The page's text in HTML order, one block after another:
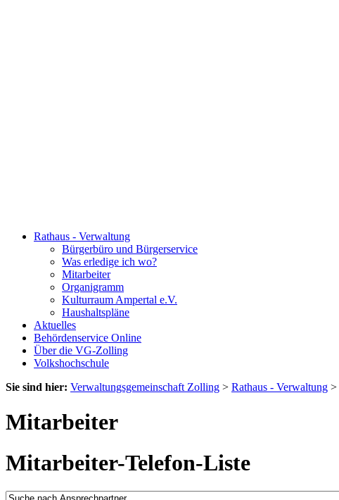
Rathaus - Verwaltung
Bürgerbüro und Bürgerservice
Was erledige ich wo?
Mitarbeiter
Organigramm
Kulturraum Ampertal e.V.
Haushaltspläne
Aktuelles
Behördenservice Online
Über die VG-Zolling
Volkshochschule
Sie sind hier: Verwaltungsgemeinschaft Zolling > Rathaus - Verwaltung >
Mitarbeiter
Mitarbeiter-Telefon-Liste